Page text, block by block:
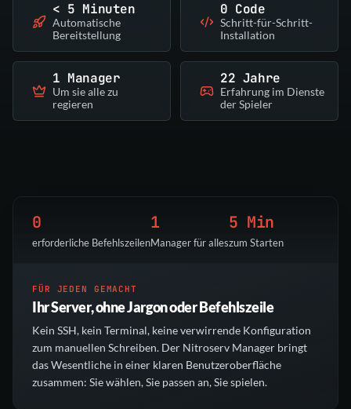
< 5 Minuten
Automatische
Bereitstellung
0 Code
Schritt-für-Schritt-
Installation
1 Manager
Um sie alle zu
regieren
22 Jahre
Erfahrung im Dienste
der Spieler
0
erforderliche Befehlszeilen
1
Manager für alles
5 Min
zum Starten
FÜR JEDEN GEMACHT
Ihr Server, ohne Jargon oder Befehlszeile
Kein SSH, kein Terminal, keine verwirrende Konfiguration
zum manuellen Schreiben. Der Nitroserv Manager bringt
das Wesentliche in einer klaren Benutzeroberfläche
zusammen: Sie wählen, Sie passen an, Sie spielen.